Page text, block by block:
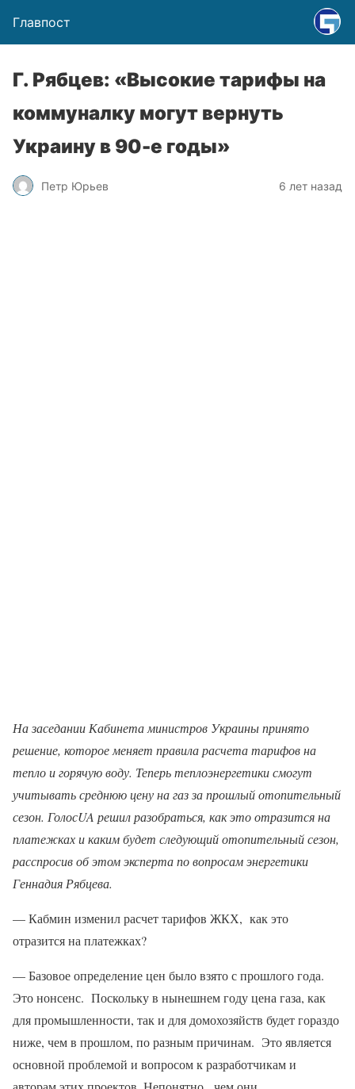
Главпост
Г. Рябцев: «Высокие тарифы на
коммуналку могут вернуть
Украину в 90-е годы»
Петр Юрьев 6 лет назад
На заседании Кабинета министров Украины принято
решение, которое меняет правила расчета тарифов на
тепло и горячую воду. Теперь теплоэнергетики смогут
учитывать среднюю цену на газ за прошлый отопительный
сезон. ГолосUA решил разобраться, как это отразится на
платежках и каким будет следующий отопительный сезон,
расспросив об этом эксперта по вопросам энергетики
Геннадия Рябцева.
— Кабмин изменил расчет тарифов ЖКХ, как это
отразится на платежках?
— Базовое определение цен было взято с прошлого года.
Это нонсенс. Поскольку в нынешнем году цена газа, как
для промышленности, так и для домохозяйств будет гораздо
ниже, чем в прошлом, по разным причинам. Это является
основной проблемой и вопросом к разработчикам и